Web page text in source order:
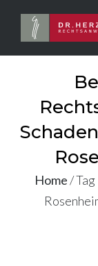
Home/